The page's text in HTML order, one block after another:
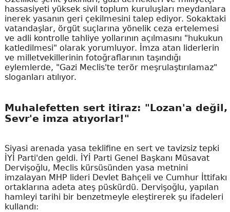
hassasiyeti yüksek sivil toplum kuruluşları meydanlara
inerek yasanın geri çekilmesini talep ediyor. Sokaktaki
vatandaşlar, örgüt suçlarına yönelik ceza ertelemesi
ve adli kontrolle tahliye yollarının açılmasını "hukukun
katledilmesi" olarak yorumluyor. İmza atan liderlerin
ve milletvekillerinin fotoğraflarının taşındığı
eylemlerde, "Gazi Meclis'te terör meşrulaştırılamaz"
sloganları atılıyor.
Muhalefetten sert itiraz: "Lozan'a değil,
Sevr'e imza atıyorlar!"
Siyasi arenada yasa teklifine en sert ve tavizsiz tepki
İYİ Parti'den geldi. İYİ Parti Genel Başkanı Müsavat
Dervişoğlu, Meclis kürsüsünden yasa metnini
imzalayan MHP lideri Devlet Bahçeli ve Cumhur İttifakı
ortaklarına adeta ateş püskürdü. Dervişoğlu, yapılan
hamleyi tarihi bir benzetmeyle eleştirerek şu ifadeleri
kullandı: